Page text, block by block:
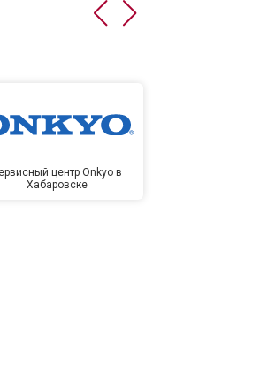
центр Onkyo в
Хабаровске